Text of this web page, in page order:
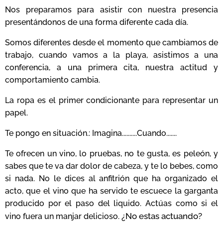
Nos preparamos para asistir con nuestra presencia
presentándonos de una forma diferente cada día.
Somos diferentes desde el momento que cambiamos de
trabajo, cuando vamos a la playa, asistimos a una
conferencia, a una primera cita, nuestra actitud y
comportamiento cambia.
La ropa es el primer condicionante para representar un
papel.
Te pongo en situación.: Imagina..........Cuando.......
Te ofrecen un vino, lo pruebas, no te gusta, es peleón, y
sabes que te va dar dolor de cabeza, y te lo bebes, como
si nada. No le dices al anfitrión que ha organizado el
acto, que el vino que ha servido te escuece la garganta
producido por el paso del liquido. Actúas como si el
vino fuera un manjar delicioso. ¿No estas actuando?